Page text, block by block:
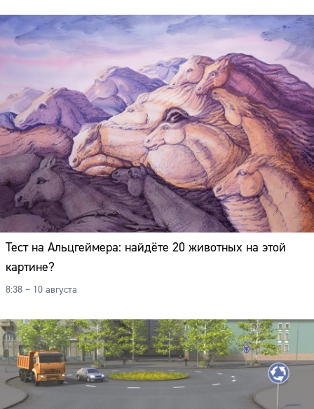
Тест на Альцгеймера: найдёте 20 животных на этой
картине?
8:38 – 10 августа